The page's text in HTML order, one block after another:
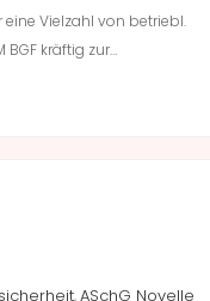
Vielzahl von betriebl.
kräftig zur…
,ASchG Novelle